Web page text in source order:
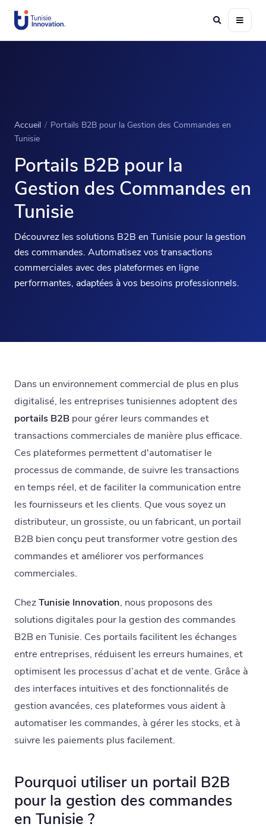
Accueil / Portails B2B pour la Gestion des Commandes en
Tunisie
Portails B2B pour la
Gestion des Commandes en
Tunisie
Découvrez les solutions B2B en Tunisie pour la gestion
des commandes. Automatisez vos transactions
commerciales avec des plateformes en ligne
performantes, adaptées à vos besoins professionnels.
Dans un environnement commercial de plus en plus
digitalisé, les entreprises tunisiennes adoptent des
portails B2B pour gérer leurs commandes et
transactions commerciales de manière plus efficace.
Ces plateformes permettent d'automatiser le
processus de commande, de suivre les transactions
en temps réel, et de faciliter la communication entre
les fournisseurs et les clients. Que vous soyez un
distributeur, un grossiste, ou un fabricant, un portail
B2B bien conçu peut transformer votre gestion des
commandes et améliorer vos performances
commerciales.
ChezTunisie Innovation, nous proposons des
solutions digitales pour la gestion des commandes
B2B en Tunisie. Ces portails facilitent les échanges
entre entreprises, réduisent les erreurs humaines, et
optimisent les processus d’achat et de vente. Grâce à
des interfaces intuitives et des fonctionnalités de
gestion avancées, ces plateformes vous aident à
automatiser les commandes, à gérer les stocks, et à
suivre les paiements plus facilement.
Pourquoi utiliser un portail B2B
pour la gestion des commandes
en Tunisie ?